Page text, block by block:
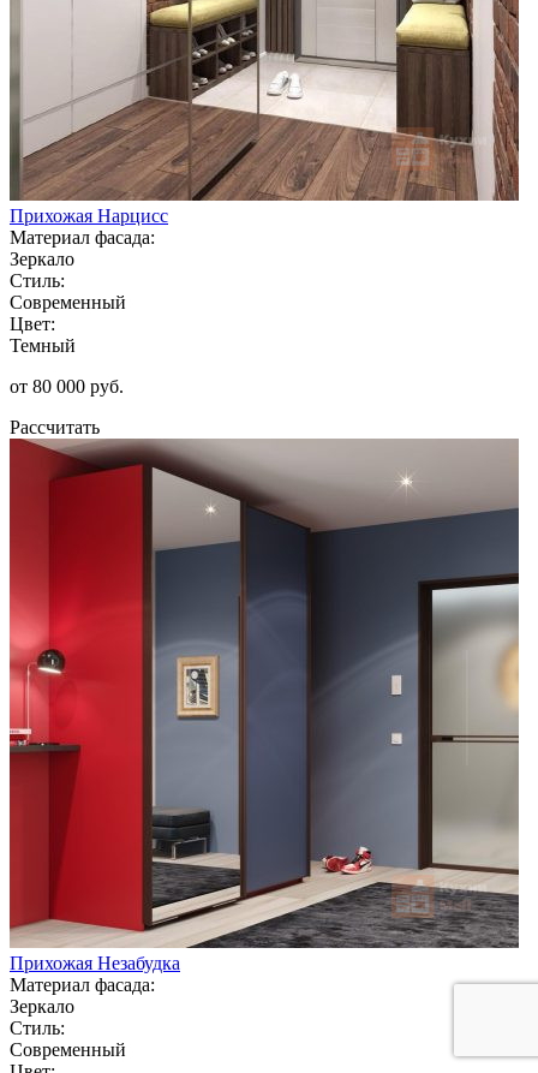
Прихожая Нарцисс
Материал фасада:
Зеркало
Стиль:
Современный
Цвет:
Темный
от 80 000 руб.
Рассчитать
Прихожая Незабудка
Материал фасада:
Зеркало
Стиль:
Современный